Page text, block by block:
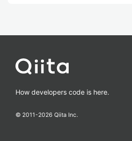
How developers code is here.
© 2011-2026 Qiita Inc.